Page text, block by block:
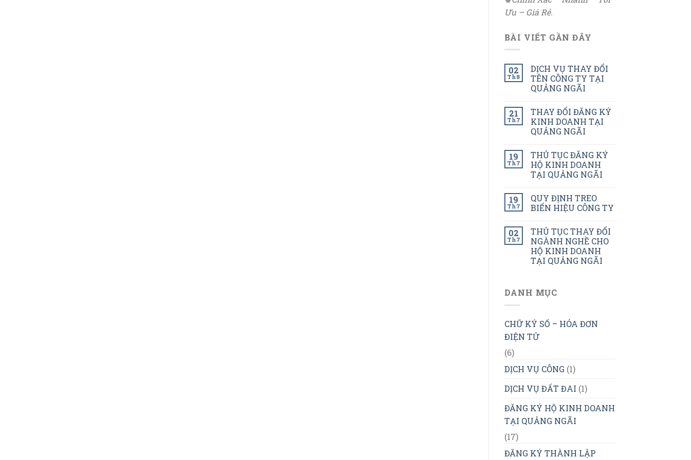
Ưu – Giá Rẻ.
BÀI VIẾT GẦN ĐÂY
02
Th8
DỊCH VỤ THAY ĐỔI
TÊN CÔNG TY TẠI
QUẢNG NGÃI
21
Th7
THAY ĐỔI ĐĂNG KÝ
KINH DOANH TẠI
QUẢNG NGÃI
19
Th7
THỦ TỤC ĐĂNG KÝ
HỘ KINH DOANH
TẠI QUẢNG NGÃI
19
Th7
QUY ĐỊNH TREO
BIỂN HIỆU CÔNG TY
02
Th7
THỦ TỤC THAY ĐỔI
NGÀNH NGHỀ CHO
HỘ KINH DOANH
TẠI QUẢNG NGÃI
DANH MỤC
CHỮ KÝ SỐ – HÓA ĐƠN
ĐIỆN TỬ
(6)
DỊCH VỤ CÔNG (1)
DỊCH VỤ ĐẤT ĐAI (1)
ĐĂNG KÝ HỘ KINH DOANH
TẠI QUẢNG NGÃI
(17)
ĐĂNG KÝ THÀNH LẬP